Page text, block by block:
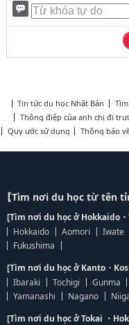
Tin tức du học Nhật Bản
Thông điệp của anh chị đi
Quy ước sử dụng
Thông báo
【Tìm nơi du học từ tên
[Tìm nơi du học ở Hokkaido
Hokkaido
Aomori Iwate
Fukushima
[Tìm nơi du học ở Kanto・
Ibaraki
Tochigi Gunma
Yamanashi
Nagano
[Tìm nơi du học ở Tokai ・